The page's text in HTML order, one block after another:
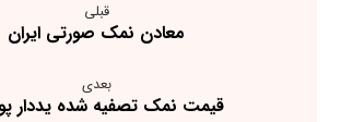
قبلی
معادن نمک صورتی ایران
بعدی
قیمت نمک تصفیه شده یددار